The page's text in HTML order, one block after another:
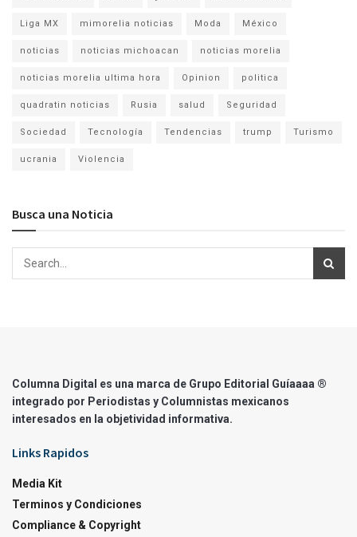
Liga MX mimorelia noticias Moda México
noticias noticias michoacan noticias morelia
noticias morelia ultima hora Opinion politica
quadratin noticias Rusia salud Seguridad
Sociedad Tecnología Tendencias trump Turismo
ucrania Violencia
Busca una Noticia
Columna Digital es una marca de Grupo Editorial Guíaaaa ®
integrado por Periodistas y Columnistas mexicanos
interesados en la objetividad informativa.
Links Rapidos
Media Kit
Terminos y Condiciones
Compliance & Copyright